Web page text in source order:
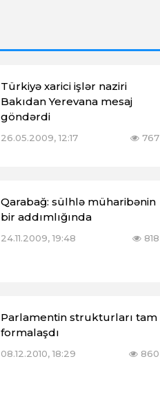
Türkiyə xarici işlər naziri
Bakıdan Yerevana mesaj
göndərdi
26.05.2009, 12:17 767
Qarabağ: sülhlə müharibənin
bir addımlığında
24.11.2009, 19:48 818
Parlamentin strukturları tam
formalaşdı
08.12.2010, 18:29 860